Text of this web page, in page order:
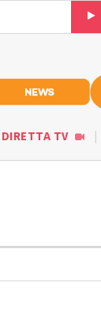
DIRETTA TV